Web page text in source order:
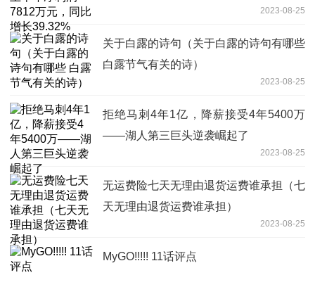
2023-08-25
关于白露的诗句（关于白露的诗句有哪些
白露节气有关的诗）
2023-08-25
拒绝马刺4年1亿，降薪接受4年5400万
——湖人第三巨头逆袭崛起了
2023-08-25
无运费险七天无理由退货运费谁承担（七
天无理由退货运费谁承担）
2023-08-25
MyGO!!!!! 11话评点